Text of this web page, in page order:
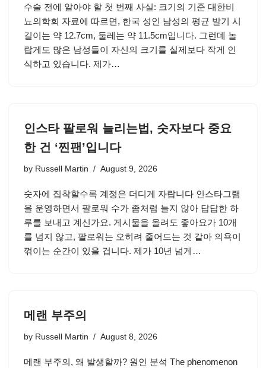
수술 전에 알아야 할 첫 번째 사실: 크기의 기준 대한비
뇨의학회 자료에 따르면, 한국 성인 남성의 평균 발기 시
길이는 약 12.7cm, 둘레는 약 11.5cm입니다. 그런데 놀
랍게도 많은 남성들이 자신의 크기를 실제보다 작게 인
식하고 있습니다. 제가…
인스타 팔로워 늘리는법, 숫자보다 중요
한 건 ‘찐팬’입니다
by Russell Martin August 9, 2026
숫자에 집착할수록 계정은 더디게 자랍니다 인스타그램
을 운영하면서 팔로워 수가 좀처럼 늘지 않아 답답한 하
루를 보내고 계신가요. 게시물을 올려도 좋아요가 10개
를 넘지 않고, 팔로워는 오히려 줄어드는 것 같아 의욕이
꺾이는 순간이 있을 겁니다. 제가 10년 넘게…
메랜 부주의
by Russell Martin August 8, 2026
메랜 부주의, 왜 발생할까? 원인 분석 The phenomenon